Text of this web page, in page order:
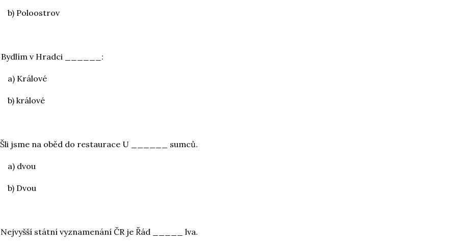
b) Poloostrov
Bydlím v Hradci ______:
a) Králové
b) králové
jsme na oběd do restaurace U ______ sumců.
a) dvou
b) Dvou
státní vyznamenání ČR je Řád _____ lva.